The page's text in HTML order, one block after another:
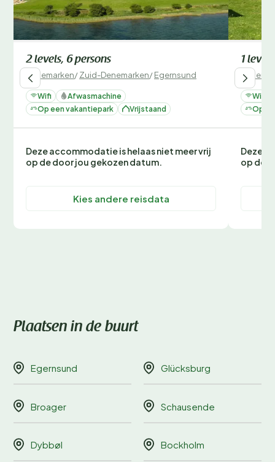
2 levels, 6 persons
Denemarken/Zuid-Denemarken/Egernsund
Wifi
Afwasmachine
Op een vakantiepark
Vrijstaand
Deze accommodatie is helaas niet meer vrij
op de door jou gekozen datum.
Kies andere reisdata
1
Wifi
Op
Deze
op de
Plaatsen in de buurt
Egernsund Glücksburg
Broager Schausende
Dybbøl Bockholm